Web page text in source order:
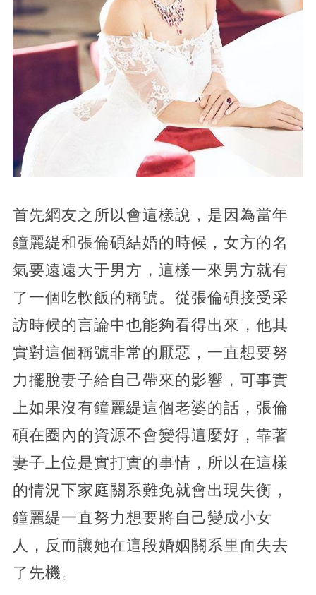
首先網友之所以會這樣說，是因為當年
鐘麗緹和張倫碩結婚的時候，女方的名
氣要遠遠大于男方，這樣一來男方就有
了一個吃軟飯的稱號。從張倫碩接受采
訪時候的言論中也能夠看得出來，他其
實對這個稱號非常的厭惡，一直想要努
力擺脫妻子給自己帶來的影響，可事實
上如果沒有鐘麗緹這個老婆的話，張倫
碩在圈內的資源不會變得這麼好，靠著
妻子上位是實打實的事情，所以在這樣
的情況下家庭關系難免就會出現失衡，
鐘麗緹一直努力想要將自己變成小女
人，反而讓她在這段婚姻關系里面失去
了先機。